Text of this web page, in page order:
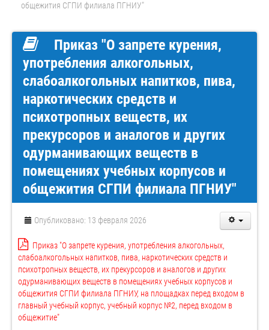
общежития СГПИ филиала ПГНИУ"
Приказ "О запрете курения,
употребления алкогольных,
слабоалкогольных напитков, пива,
наркотических средств и
психотропных веществ, их
прекурсоров и аналогов и других
одурманивающих веществ в
помещениях учебных корпусов и
общежития СГПИ филиала ПГНИУ"
Опубликовано: 13 февраля 2026
Приказ "О запрете курения, употребления алкогольных,
слабоалкогольных напитков, пива, наркотических средств и
психотропных веществ, их прекурсоров и аналогов и других
одурманивающих веществ в помещениях учебных корпусов и
общежития СГПИ филиала ПГНИУ, на площадках перед входом в
главный учебный корпус, учебный корпус №2, перед входом в
общежитие"